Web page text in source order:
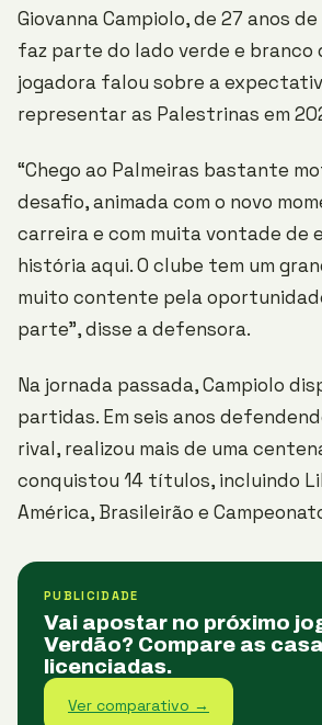
Giovanna Campiolo, de 27 anos
faz parte do lado verde e branco
jogadora falou sobre a
representar as Palestrinas em
“Chego ao Palmeiras bastante
desafio, animada com o novo
carreira e com muita vontade de
história aqui. O clube tem um
muito contente pela
parte”, disse a defensora.
Na jornada passada, Campiolo
partidas. Em seis anos
rival, realizou mais de uma
conquistou 14 títulos, incluindo
América, Brasileirão e
PUBLICIDADE
Vai apostar no próximo
Verdão? Compare as
licenciadas.
Ver comparativo →